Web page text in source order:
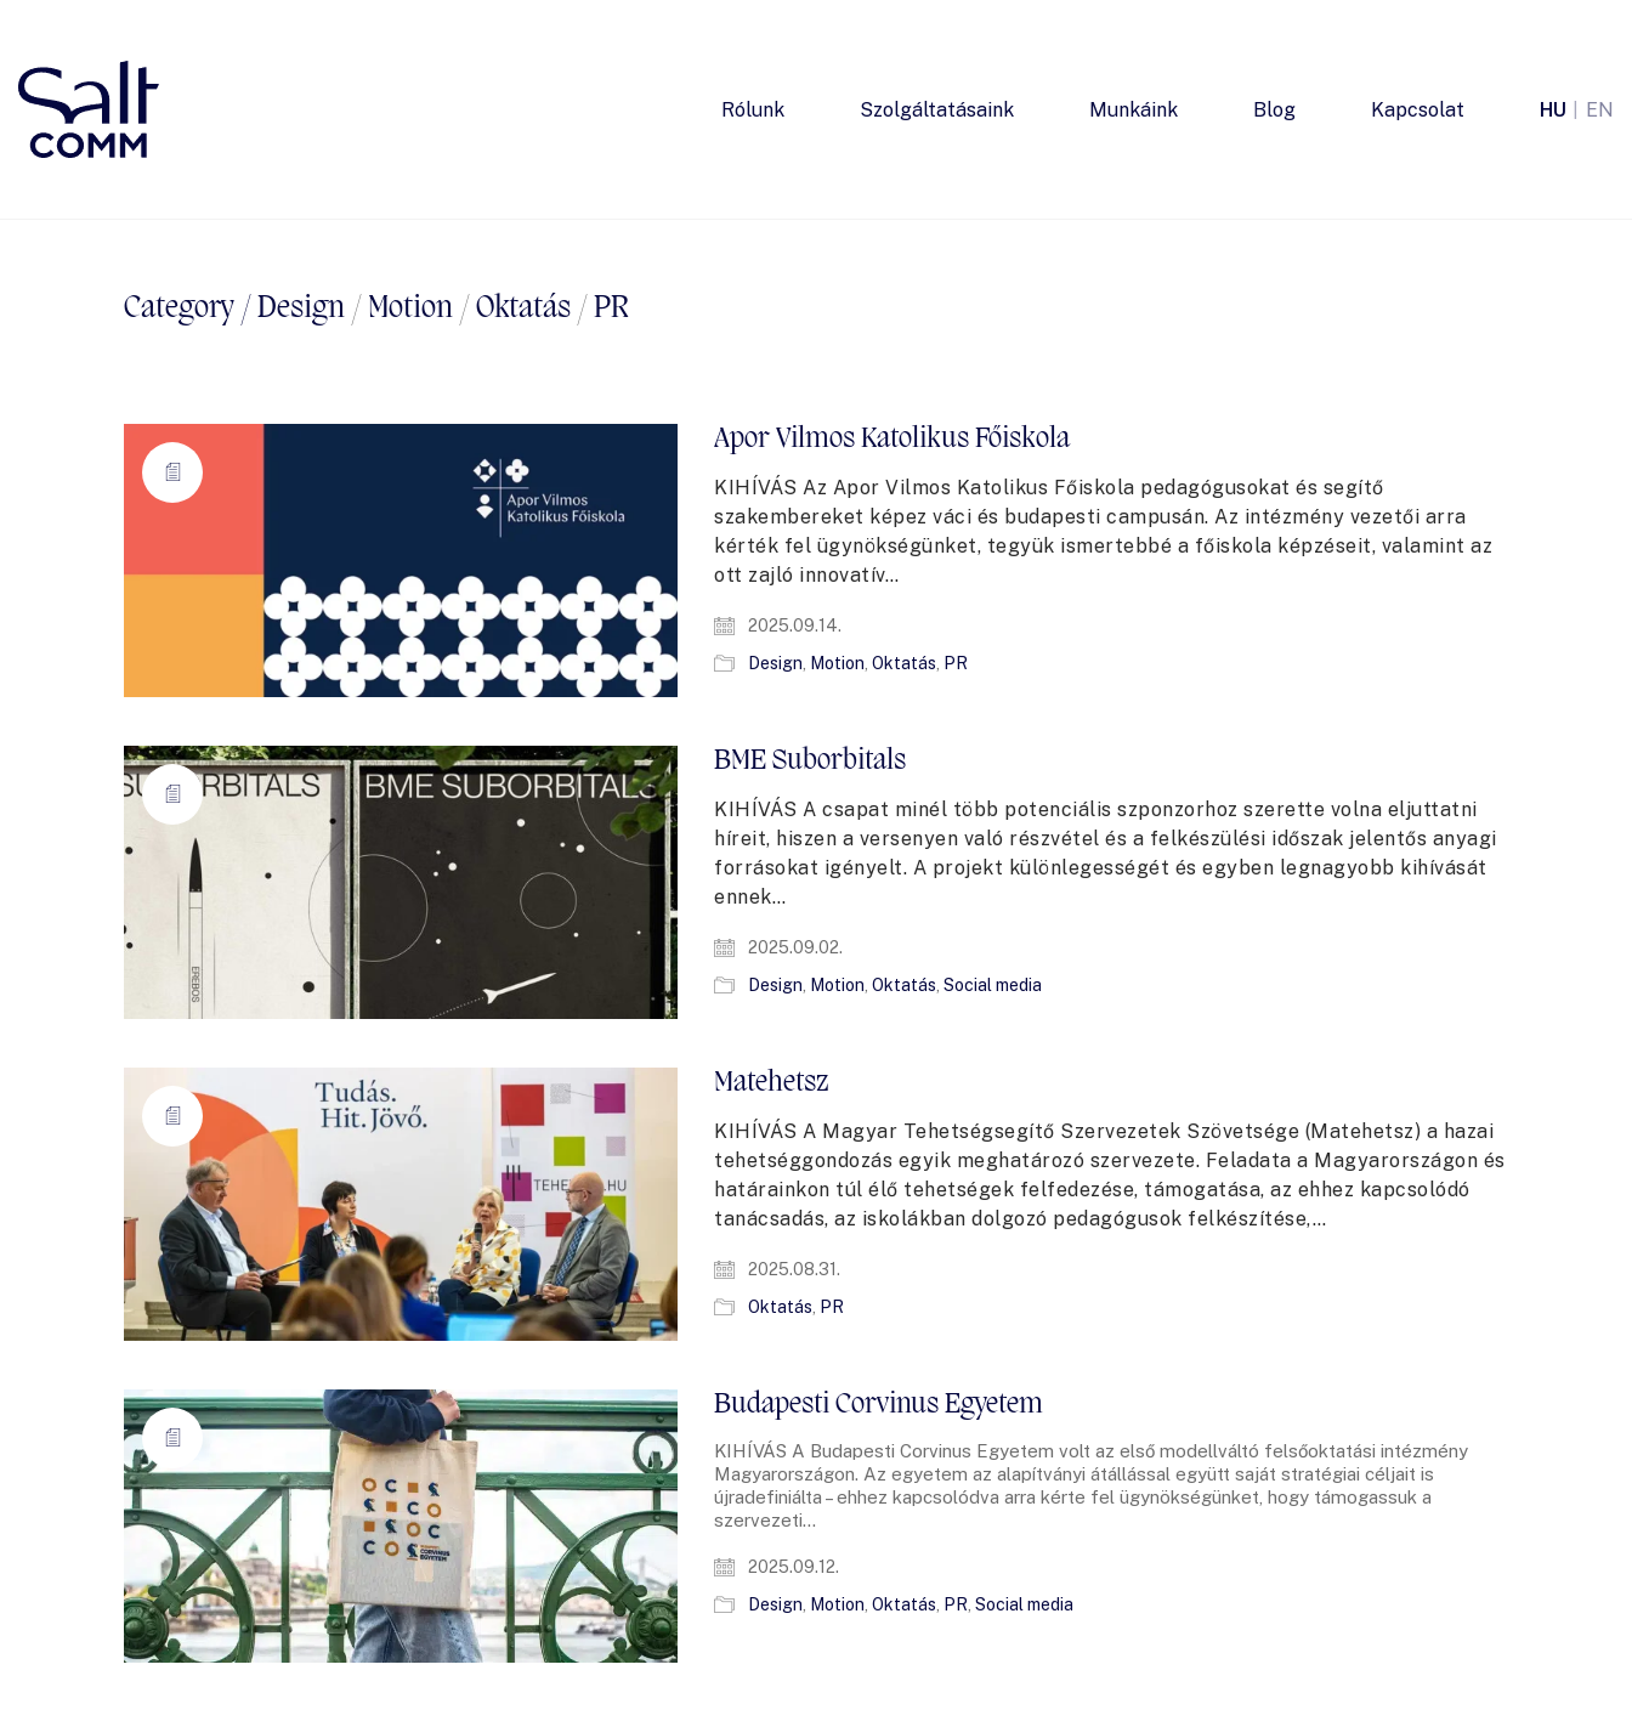
Rólunk Szolgáltatásaink Munkáink Blog Kapcsolat HU EN
Category / Design / Motion / Oktatás / PR
Apor Vilmos Katolikus Főiskola
KIHÍVÁS Az Apor Vilmos Katolikus Főiskola pedagógusokat és segítő
szakembereket képez váci és budapesti campusán. Az intézmény vezetői arra
kérték fel ügynökségünket, tegyük ismertebbé a főiskola képzéseit, valamint az
ott zajló innovatív…
2025.09.14.
Design
Motion Oktatás PR
BME Suborbitals
KIHÍVÁS A csapat minél több potenciális szponzorhoz szerette volna eljuttatni
híreit, hiszen a versenyen való részvétel és a felkészülési időszak jelentős anyagi
forrásokat igényelt. A projekt különlegességét és egyben legnagyobb kihívását
ennek…
2025.09.02.
Design
Motion Oktatás Social media
Matehetsz
KIHÍVÁS A Magyar Tehetségsegítő Szervezetek Szövetsége (Matehetsz) a hazai
tehetséggondozás egyik meghatározó szervezete. Feladata a Magyarországon és
határainkon túl élő tehetségek felfedezése, támogatása, az ehhez kapcsolódó
tanácsadás, az iskolákban dolgozó pedagógusok felkészítése,…
2025.08.31.
Oktatás
PR
Budapesti Corvinus Egyetem
KIHÍVÁS A Budapesti Corvinus Egyetem volt az első modellváltó felsőoktatási intézmény
Magyarországon. Az egyetem az alapítványi átállással együtt saját stratégiai céljait is
újradefiniálta – ehhez kapcsolódva arra kérte fel ügynökségünket, hogy támogassuk a
szervezeti…
2025.09.12.
Design
Motion Oktatás PR Social media